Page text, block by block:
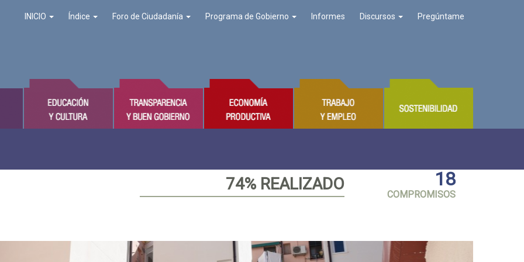
INICIO Índice Foro de Ciudadanía Programa de Gobierno Informes Discursos Pregúntame
74% REALIZADO 18
COMPROMISOS